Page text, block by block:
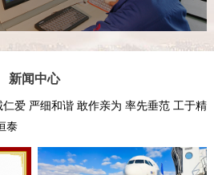
新闻中心
爱 严细和谐 敢作亲为 率先垂范 工于精
泰